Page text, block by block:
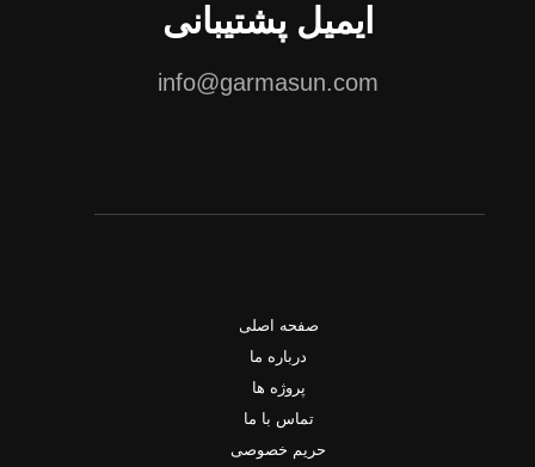
ایمیل پشتیبانی
info@garmasun.com
صفحه اصلی
درباره ما
پروژه ها
تماس با ما
حریم خصوصی